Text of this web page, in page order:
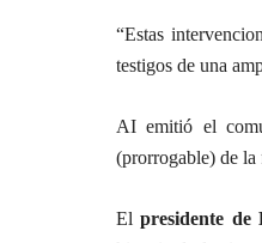
“Estas
testigos de una
AI emitió el
(prorrogable) de
Elpresidente